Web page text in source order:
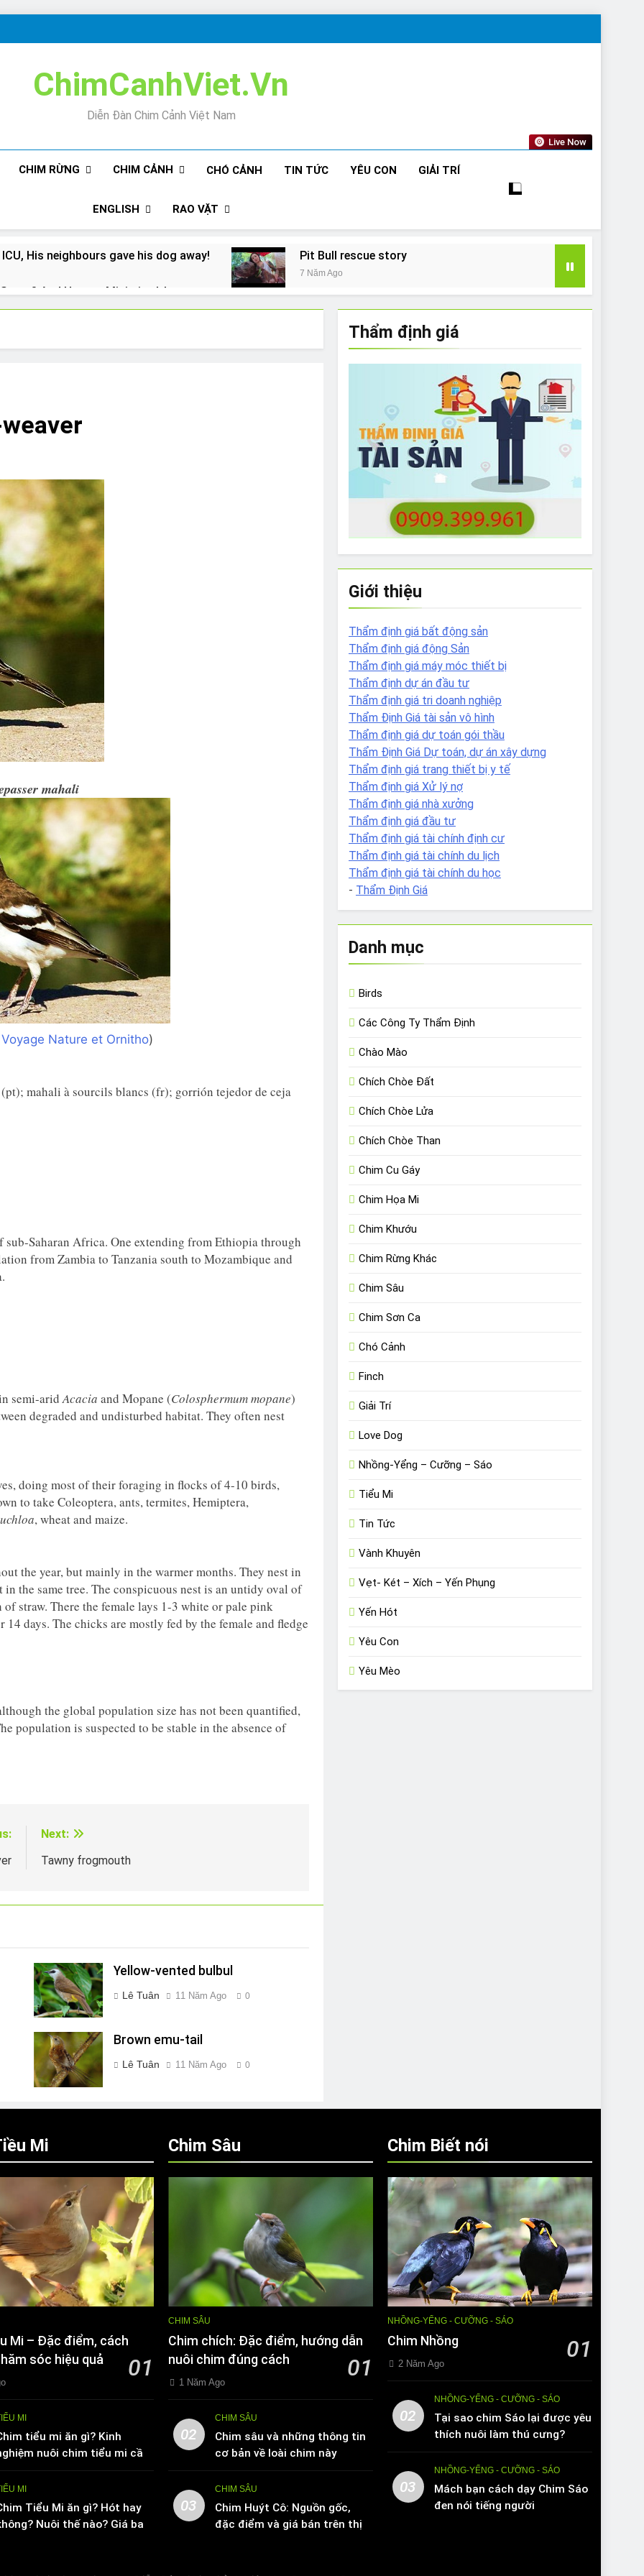
ChimCanhViet.Vn
Diễn Đàn Chim Cảnh Việt Nam
Live Now
CHIM RỪNG CHIM CẢNH CHÓ CẢNH TIN TỨC YÊU CON GIẢI TRÍ
ENGLISH RAO VẶT
His neighbours gave his dog away! Pit Bull rescue story
7 Năm Ago
And How to Minimize It!
The Ultimate Guide to What Bulldogs Can (and can’t) Eat
And How to Train Them! How Often Do I Need to Groom My Bulldog
mahali
Nature et Ornitho)
mahali à sourcils blancs (fr); gorrión tejedor de ceja
sub-Saharan Africa. One extending from Ethiopia through
from Zambia to Tanzania south to Mozambique and
semi-arid Acacia and Mopane (Colosphermum mopane)
degraded and undisturbed habitat. They often nest
doing most of their foraging in flocks of 4-10 birds,
to take Coleoptera, ants, termites, Hemiptera,
, wheat and maize.
the year, but mainly in the warmer months. They nest in
the same tree. The conspicuous nest is an untidy oval of
straw. There the female lays 1-3 white or pale pink
days. The chicks are mostly fed by the female and fledge
the global population size has not been quantified,
population is suspected to be stable in the absence of
Next:
Tawny frogmouth
Yellow-vented bulbul
Lê Tuân 11 Năm Ago 0
Brown emu-tail
Lê Tuân 11 Năm Ago 0
Thẩm định giá
Giới thiệu
Thẩm định giá bất động sản
Thẩm định giá động Sản
Thẩm định giá máy móc thiết bị
Thẩm định dự án đầu tư
Thẩm định giá tri doanh nghiệp
Thẩm Định Giá tài sản vô hình
Thẩm định giá dự toán gói thầu
Thẩm Định Giá Dự toán, dự án xây dựng
Thẩm định giá trang thiết bị y tế
Thẩm định giá Xử lý nợ
Thẩm định giá nhà xưởng
Thẩm định giá đầu tư
Thẩm định giá tài chính định cư
Thẩm định giá tài chính du lịch
Thẩm định giá tài chính du học
- Thẩm Định Giá
Danh mục
Birds
Các Công Ty Thẩm Định
Chào Mào
Chích Chòe Đất
Chích Chòe Lửa
Chích Chòe Than
Chim Cu Gáy
Chim Họa Mi
Chim Khướu
Chim Rừng Khác
Chim Sâu
Chim Sơn Ca
Chó Cảnh
Finch
Giải Trí
Love Dog
Nhồng-Yểng – Cưỡng – Sáo
Tiểu Mi
Tin Tức
Vành Khuyên
Vẹt- Két – Xích – Yến Phụng
Yến Hót
Yêu Con
Yêu Mèo
Mi
Mi – Đặc điểm, cách
sóc hiệu quả
01
MI
tiểu mi ăn gì? Kinh
nuôi chim tiểu mi cần
MI
Tiểu Mi ăn gì? Hót hay
Nuôi thế nào? Giá bao
Chim Sâu
CHIM SÂU
Chim chích: Đặc điểm, hướng dẫn
nuôi chim đúng cách
01
1 Năm Ago
02
CHIM SÂU
Chim sâu và những thông tin
cơ bản về loài chim này
03
CHIM SÂU
Chim Huýt Cô: Nguồn gốc,
đặc điểm và giá bán trên thị
Chim Biết nói
NHỒNG-YỂNG - CƯỠNG - SÁO
Chim Nhồng 01
2 Năm Ago
02
NHỒNG-YỂNG - CƯỠNG - SÁO
Tại sao chim Sáo lại được yêu
thích nuôi làm thú cưng?
03
NHỒNG-YỂNG - CƯỠNG - SÁO
Mách bạn cách dạy Chim Sáo
đen nói tiếng người